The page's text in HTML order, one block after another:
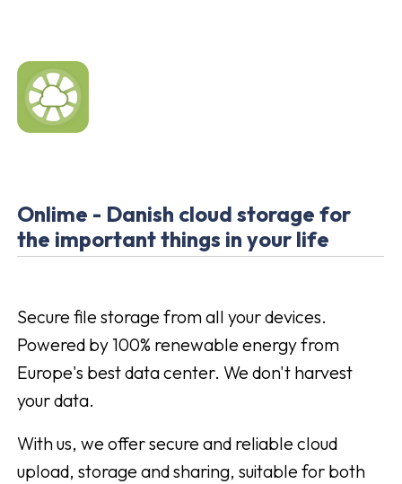
Onlime - Danish cloud storage for
the important things in your life
Secure file storage from all your devices.
Powered by 100% renewable energy from
Europe's best data center. We don't harvest
your data.
With us, we offer secure and reliable cloud
upload, storage and sharing, suitable for both